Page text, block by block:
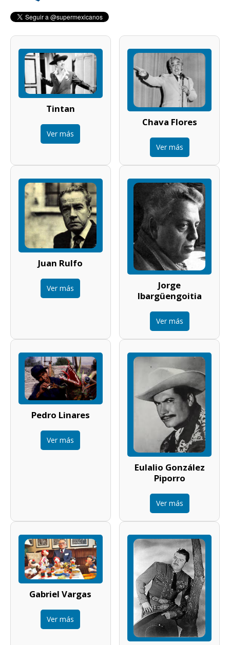
Tintan
Ver más
Chava Flores
Ver más
Juan Rulfo
Ver más
Jorge
Ibargüengoitia
Ver más
Pedro Linares
Ver más
Eulalio González
Piporro
Ver más
Gabriel Vargas
Ver más